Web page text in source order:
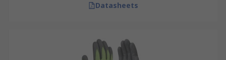
Datasheets